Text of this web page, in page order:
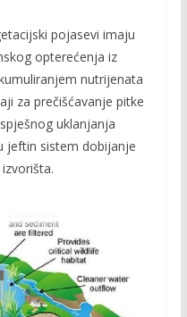
pojasevi imaju
opterećenja iz
nutrijenata
za prečišćavanje pitke
uklanjanja
jeftin sistem dobijanje